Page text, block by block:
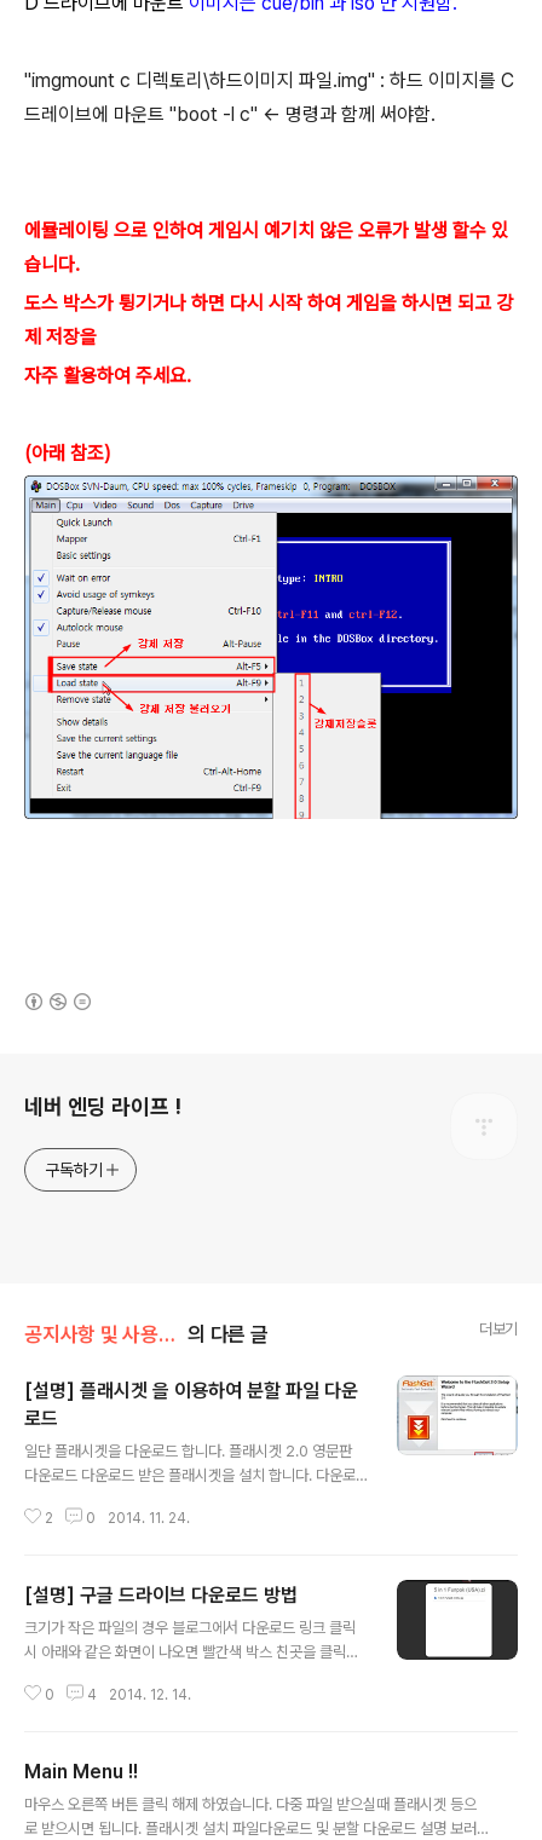
"imgmount c 디렉토리\하드이미지 파일.img" : 하드 이미지를 C
드레이브에 마운트 "boot -l c" <- 명령과 함께 써야함.
에뮬레이팅 으로 인하여 게임시 예기치 않은 오류가 발생 할수 있
습니다.
도스 박스가 튕기거나 하면 다시 시작 하여 게임을 하시면 되고 강
제 저장을
자주 활용하여 주세요.
(아래 참조)
네버 엔딩 라이프 !
구독하기
공지사항 및 사용법 (필독) 의 다른 글 더보기
[설명] 플래시겟 을 이용하여 분할 파일 다운
로드
일단 플래시겟을 다운로드 합니다. 플래시겟 2.0 영문판
다운로드 다운로드 받은 플래시겟을 설치 합니다. 다운로
합니다. I Agree 클릭 설치는 되도록이면 기본 폴더에 설
하고 Next 를 클릭 Install Google Toolbar 체크 해제
합니다. 설치 파일이 설치 중입니다. 잠시 기다려 주세요. F
inish 를 클릭하여 설치를 마칩니다. 설치 완료후 아래 스
하시고 OK 를 클릭 합니다. 아래 스샷 처럼 다운로드할 파
2 0 2014. 11. 24.
[설명] 구글 드라이브 다운로드 방법
크기가 작은 파일의 경우 블로그에서 다운로드 링크 클릭
시 아래와 같은 화면이 나오면 빨간색 박스 친곳을 클릭하
에서 다운로드 링크 클릭시 아래와 같은 화면이 나오면 빨
오지 않습니다.) 다음 아래와 같은 화면이 나오면 빨간색 박
스 친곳을 클릭합니다. 아래 화면에서 빨간색 박스 가 보이
지 않으면 마우스를 빨간색 박스 있는 곳으로 가져가면 팝
0 4 2014. 12. 14.
Main Menu !!
마우스 오른쪽 버튼 클릭 해제 하였습니다. 다중 파일 받으실때 플래시겟 등으
로 받으시면 됩니다. 플래시겟 설치 파일다운로드 및 분할 다운로드 설명 보러